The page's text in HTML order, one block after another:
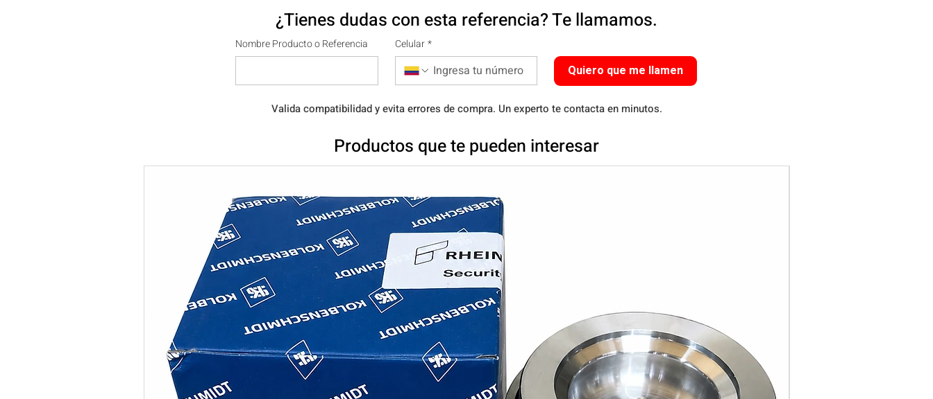
¿Tienes dudas con esta referencia? Te llamamos.
Nombre Producto o Referencia Celular *
Quiero que me llamen
Valida compatibilidad y evita errores de compra. Un experto te contacta en minutos.
Productos que te pueden interesar